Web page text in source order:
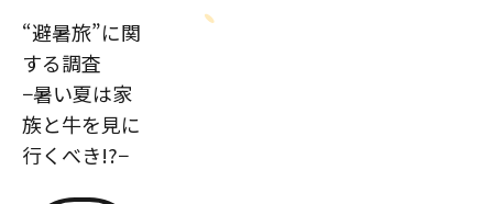
“避暑旅”に関
する調査
−暑い夏は家
族と牛を見に
行くべき!?−